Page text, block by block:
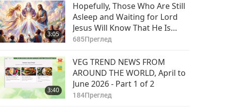
3:05
Hopefully, Those Who Are Still
Asleep and Waiting for Lord
Jesus Will Know That He Is
Already Here and May Be Seen
685Преглед
3:40
VEG TREND NEWS FROM
AROUND THE WORLD, April to
June 2026 - Part 1 of 2
184Преглед